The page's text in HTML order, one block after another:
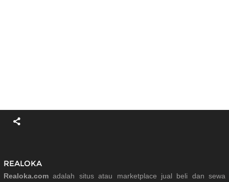
REALOKA
Realoka.com adalah situs atau marketplace jual beli dan sewa